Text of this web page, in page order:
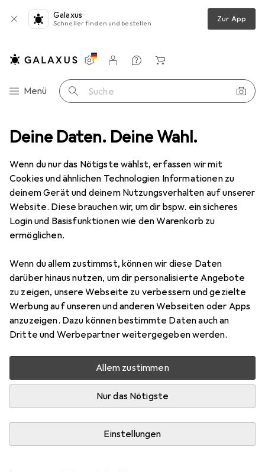
Deine Daten. Deine Wahl.
Wenn du nur das Nötigste wählst, erfassen wir mit
Cookies und ähnlichen Technologien Informationen zu
deinem Gerät und deinem Nutzungsverhalten auf unserer
Website. Diese brauchen wir, um dir bspw. ein sicheres
Login und Basisfunktionen wie den Warenkorb zu
ermöglichen.
Wenn du allem zustimmst, können wir diese Daten
darüber hinaus nutzen, um dir personalisierte Angebote
zu zeigen, unsere Webseite zu verbessern und gezielte
Werbung auf unseren und anderen Webseiten oder Apps
anzuzeigen. Dazu können bestimmte Daten auch an
Dritte und Werbepartner weitergegeben werden.
Allem zustimmen
Nur das Nötigste
Einstellungen
Galaxus
Schneller finden und bestellen Zur App
Navigation nach Kategorien
Menü Suche
Einstellungen
Kundenkonto
Vergleichslisten
Merklisten
Warenkorb
Edition Vestigo Leonis
Kategorien anzeigen